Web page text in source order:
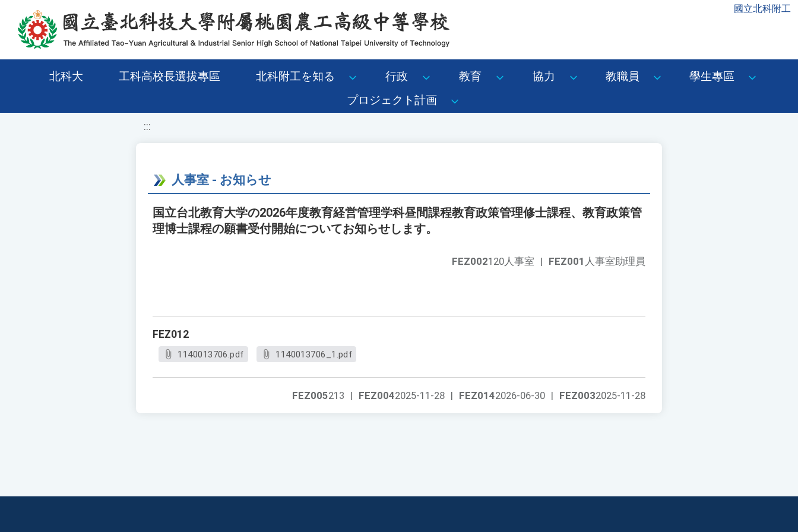
移至網頁之主要內容區位置 國立北科附工
北科大 工科高校長選拔專區 北科附工を知る 行政 教育 協力 教職員
學生專區
プロジェクト計画
:::
人事室 - お知らせ
国立台北教育大学の2026年度教育経営管理学科昼間課程教育政策管理修士課程、教育政策管
理博士課程の願書受付開始についてお知らせします。
FEZ001 人事室助理員
FEZ002120人事室 |
FEZ012
1140013706.pdf 1140013706_1.pdf
FEZ0032025-11-28
FEZ0142026-06-30 |
FEZ0042025-11-28 |
FEZ005213 |